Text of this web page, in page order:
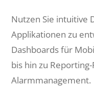
Nutzen Sie intuitive
Applikationen zu
Dashboards für
bis hin zu
Alarmmanagement.